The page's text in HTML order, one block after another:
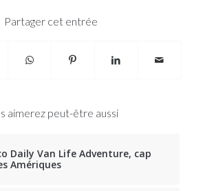
Partager cet entrée
aimerez peut-être aussi
Daily Van Life Adventure, cap
Amériques